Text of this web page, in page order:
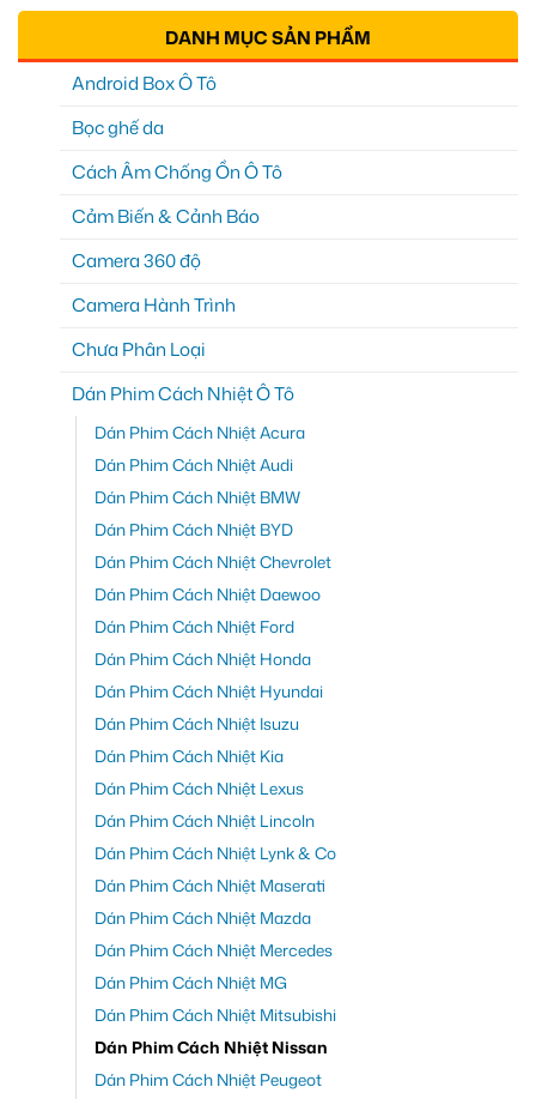
DANH MỤC SẢN PHẨM
Android Box Ô Tô
Bọc ghế da
Cách Âm Chống Ồn Ô Tô
Cảm Biến & Cảnh Báo
Camera 360 độ
Camera Hành Trình
Chưa Phân Loại
Dán Phim Cách Nhiệt Ô Tô
Dán Phim Cách Nhiệt Acura
Dán Phim Cách Nhiệt Audi
Dán Phim Cách Nhiệt BMW
Dán Phim Cách Nhiệt BYD
Dán Phim Cách Nhiệt Chevrolet
Dán Phim Cách Nhiệt Daewoo
Dán Phim Cách Nhiệt Ford
Dán Phim Cách Nhiệt Honda
Dán Phim Cách Nhiệt Hyundai
Dán Phim Cách Nhiệt Isuzu
Dán Phim Cách Nhiệt Kia
Dán Phim Cách Nhiệt Lexus
Dán Phim Cách Nhiệt Lincoln
Dán Phim Cách Nhiệt Lynk & Co
Dán Phim Cách Nhiệt Maserati
Dán Phim Cách Nhiệt Mazda
Dán Phim Cách Nhiệt Mercedes
Dán Phim Cách Nhiệt MG
Dán Phim Cách Nhiệt Mitsubishi
Dán Phim Cách Nhiệt Nissan
Dán Phim Cách Nhiệt Peugeot